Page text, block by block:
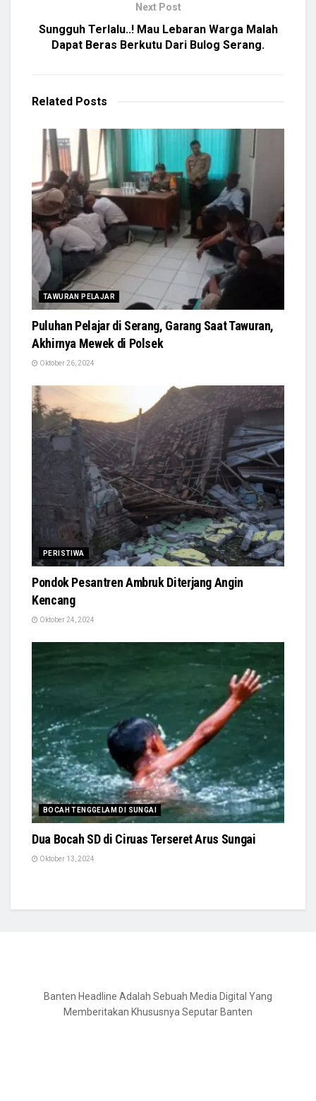
Next Post
Sungguh Terlalu..! Mau Lebaran Warga Malah
Dapat Beras Berkutu Dari Bulog Serang.
Related Posts
TAWURAN PELAJAR
Puluhan Pelajar di Serang, Garang Saat Tawuran,
Akhirnya Mewek di Polsek
Oktober 26, 2024
PERISTIWA
Pondok Pesantren Ambruk Diterjang Angin
Kencang
Oktober 24, 2024
BOCAH TENGGELAM DI SUNGAI
Dua Bocah SD di Ciruas Terseret Arus Sungai
Oktober 13, 2024
Banten Headline Adalah Sebuah Media Digital Yang
Memberitakan Khususnya Seputar Banten